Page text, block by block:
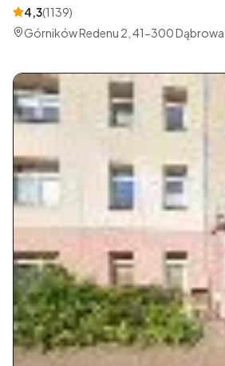
4,3(1139)
Górników Redenu 2, 41-300